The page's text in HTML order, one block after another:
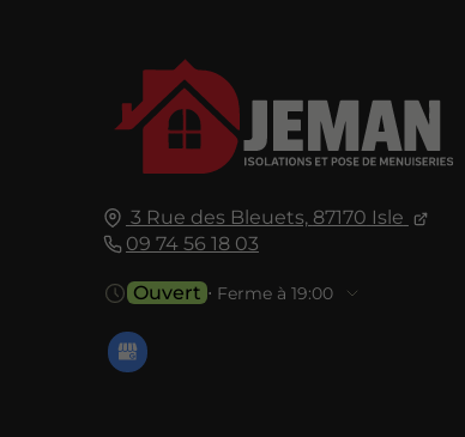
3 Rue des Bleuets, 87170 Isle
09 74 56 18 03
Ouvert ⋅ Ferme à 19:00